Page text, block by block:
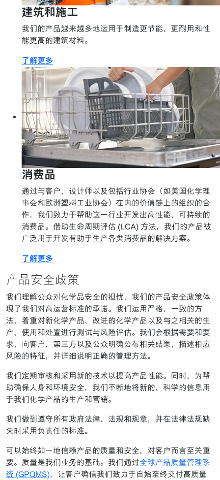
建筑和施工
我们的产品越来越多地运用于制造更节能、更耐用和性
能更高的建筑材料。
了解更多
消费品
通过与客户、设计师以及包括行业协会（如美国化学理
事会和欧洲塑料工业协会）在内的价值链上的组织的合
作，我们致力于帮助这一行业开发出高性能、可持续的
消费品。借助生命周期评估 (LCA) 方法，我们的产品被
广泛用于开发有助于生产各类消费品的解决方案。
了解更多
产品安全政策
我们理解公众对化学品安全的担忧，我们的产品安全政策体
现了我们对高运营标准的承诺。我们运用严格、一致的方
法，着重对新化学产品、改进的化学产品以及与之相关的生
产、使用和处置进行测试与风险评估。我们会根据需要和要
求，向客户、第三方以及公众明确公布相关结果，描述相应
风险的特征，并详细说明正确的管理方法。
我们定期审核和采用新的技术以提高产品性能。同时，为帮
助确保人身和环境安全，我们不断地将新的、科学的信息用
于我们化学产品的生产和营销。
我们做到遵守所有政府法律、法规和规章，并在法律法规缺
失时采用负责任的标准。
可以始终如一地信赖产品的质量和安全，对客户而言至关重
要。质量是我们业务的基础。我们通过全球产品质量管理系
统 (GPQMS)，让客户确信我们致力于自始至终交付高质量